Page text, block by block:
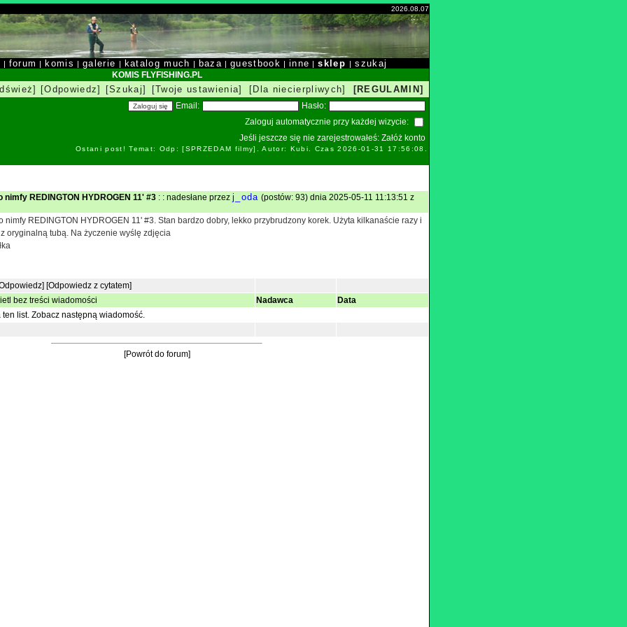
2026.08.07
| forum | komis |galerie | katalog much | baza | guestbook | inne |sklep |szukaj
KOMIS FLYFISHING.PL
[Odpowiedz] [Szukaj] [Twoje ustawienia] [Dla niecierpliwych] [REGULAMIN]
Email:
Hasło:
Zaloguj automatycznie przy każdej wizycie:
Jeśli jeszcze się nie zarejestrowałeś: Załóż konto
Ostani post! Temat: Odp: [SPRZEDAM filmy]. Autor: Kubi. Czas 2026-01-31 17:56:08.
nimfy REDINGTON HYDROGEN 11' #3 : : nadesłane przez j_oda (postów: 93) dnia 2025-05-11 11:13:51 z
nimfy REDINGTON HYDROGEN 11' #3. Stan bardzo dobry, lekko przybrudzony korek. Użyta kilkanaście razy i
oryginalną tubą. Na życzenie wyślę zdjęcia
[Odpowiedz z cytatem]
bez treści wiadomości Nadawca
Data
ten list. Zobacz następną wiadomość.
[Powrót do forum]